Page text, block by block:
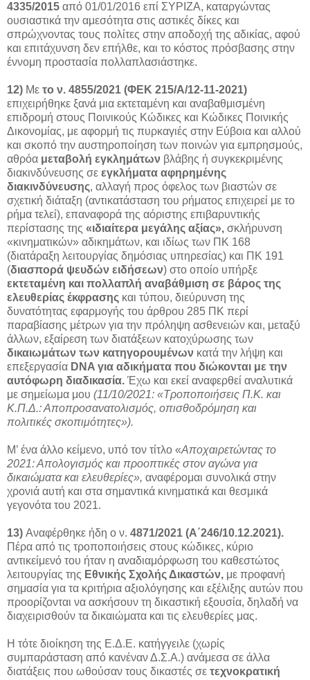
4335/2015 από 01/01/2016 επί ΣΥΡΙΖΑ, καταργώντας
ουσιαστικά την αμεσότητα στις αστικές δίκες και
σπρώχνοντας τους πολίτες στην αποδοχή της αδικίας, αφού
και επιτάχυνση δεν επήλθε, και το κόστος πρόσβασης στην
έννομη προστασία πολλαπλασιάστηκε.
12) Με το ν. 4855/2021 (ΦΕΚ 215/Α/12-11-2021)
επιχειρήθηκε ξανά μια εκτεταμένη και αναβαθμισμένη
επιδρομή στους Ποινικούς Κώδικες και Κώδικες Ποινικής
Δικονομίας, με αφορμή τις πυρκαγιές στην Εύβοια και αλλού
και σκοπό την αυστηροποίηση των ποινών για εμπρησμούς,
αθρόα μεταβολή εγκλημάτων βλάβης ή συγκεκριμένης
διακινδύνευσης σε εγκλήματα αφηρημένης
διακινδύνευσης, αλλαγή προς όφελος των βιαστών σε
σχετική διάταξη (αντικατάσταση του ρήματος επιχειρεί με το
ρήμα τελεί), επαναφορά της αόριστης επιβαρυντικής
περίστασης της «ιδιαίτερα μεγάλης αξίας», σκλήρυνση
«κινηματικών» αδικημάτων, και ιδίως των ΠΚ 168
(διατάραξη λειτουργίας δημόσιας υπηρεσίας) και ΠΚ 191
(διασπορά ψευδών ειδήσεων) στο οποίο υπήρξε
εκτεταμένη και πολλαπλή αναβάθμιση σε βάρος της
ελευθερίας έκφρασης και τύπου, διεύρυνση της
δυνατότητας εφαρμογής του άρθρου 285 ΠΚ περί
παραβίασης μέτρων για την πρόληψη ασθενειών και, μεταξύ
άλλων, εξαίρεση των διατάξεων κατοχύρωσης των
δικαιωμάτων των κατηγορουμένων κατά την λήψη και
επεξεργασία DNA για αδικήματα που διώκονται με την
αυτόφωρη διαδικασία. Έχω και εκεί αναφερθεί αναλυτικά
με σημείωμα μου (11/10/2021: «Τροποποιήσεις Π.Κ. και
Κ.Π.Δ.: Αποπροσανατολισμός, οπισθοδρόμηση και
πολιτικές σκοπιμότητες»).
Μ’ ένα άλλο κείμενο, υπό τον τίτλο «Αποχαιρετώντας το
2021: Απολογισμός και προοπτικές στον αγώνα για
δικαιώματα και ελευθερίες», αναφέρομαι συνολικά στην
χρονιά αυτή και στα σημαντικά κινηματικά και θεσμικά
γεγονότα του 2021.
13) Αναφέρθηκε ήδη ο ν. 4871/2021 (Α΄246/10.12.2021).
Πέρα από τις τροποποιήσεις στους κώδικες, κύριο
αντικείμενό του ήταν η αναδιαμόρφωση του καθεστώτος
λειτουργίας της Εθνικής Σχολής Δικαστών, με προφανή
σημασία για τα κριτήρια αξιολόγησης και εξέλιξης αυτών που
προορίζονται να ασκήσουν τη δικαστική εξουσία, δηλαδή να
διαχειρισθούν τα δικαιώματα και τις ελευθερίες μας.
Η τότε διοίκηση της Ε.Δ.Ε. κατήγγειλε (χωρίς
συμπαράσταση από κανέναν Δ.Σ.Α.) ανάμεσα σε άλλα
διατάξεις που ωθούσαν τους δικαστές σε τεχνοκρατική